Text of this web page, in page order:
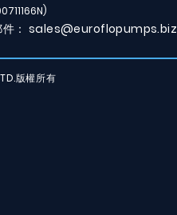
： sales@euroflopumps.biz
版權所有